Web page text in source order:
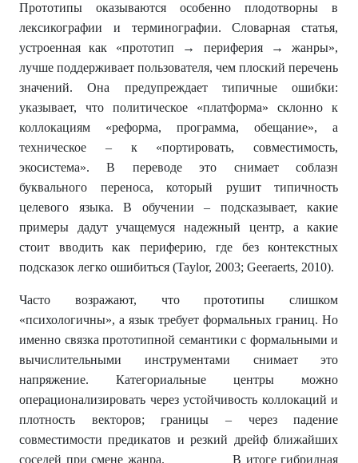
Прототипы оказываются особенно плодотворны в
лексикографии и терминографии. Словарная статья,
устроенная как «прототип → периферия → жанры»,
лучше поддерживает пользователя, чем плоский перечень
значений. Она предупреждает типичные ошибки:
указывает, что политическое «платформа» склонно к
коллокациям «реформа, программа, обещание», а
техническое – к «портировать, совместимость,
экосистема». В переводе это снимает соблазн
буквального переноса, который рушит типичность
целевого языка. В обучении – подсказывает, какие
примеры дадут учащемуся надежный центр, а какие
стоит вводить как периферию, где без контекстных
подсказок легко ошибиться (Taylor, 2003; Geeraerts, 2010).
Часто возражают, что прототипы слишком
«психологичны», а язык требует формальных границ. Но
именно связка прототипной семантики с формальными и
вычислительными инструментами снимает это
напряжение. Категориальные центры можно
операционализировать через устойчивость коллокаций и
плотность векторов; границы – через падение
совместимости предикатов и резкий дрейф ближайших
соседей при смене жанра. В итоге гибридная